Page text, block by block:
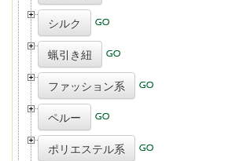
シルク
蝋引き紐
ファッション系
ペルー
ポリエステル系